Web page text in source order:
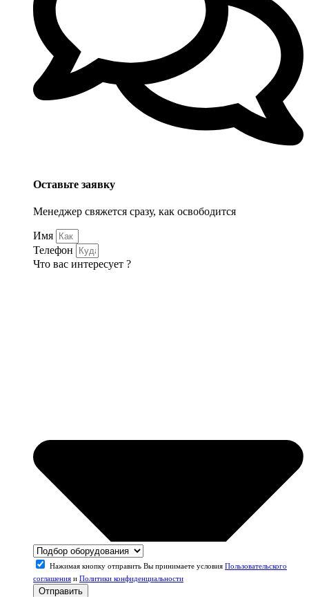
Оставьте заявку
Менеджер свяжется сразу, как освободится
Имя
Телефон
Что вас интересует ?
Нажимая кнопку отправить Вы принимаете условия Пользовательского
соглашения и Политики конфиденциальности
Отправить